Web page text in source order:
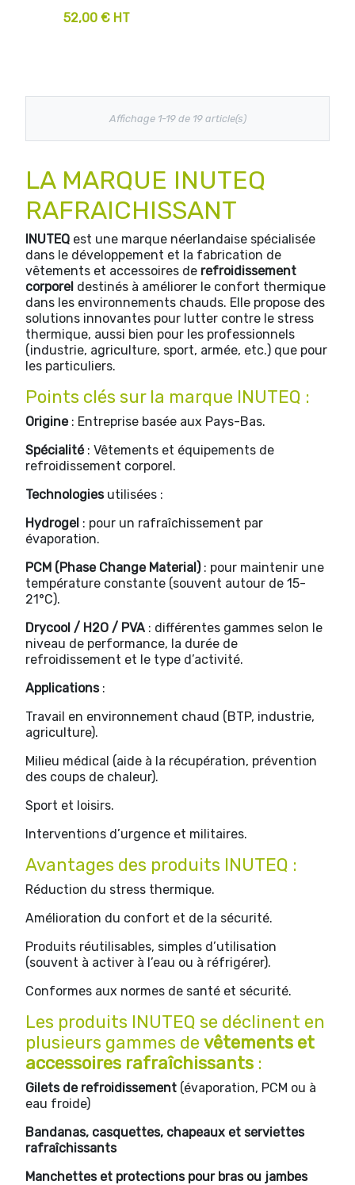
52,00 € HT
Affichage 1-19 de 19 article(s)
LA MARQUE INUTEQ
RAFRAICHISSANT
INUTEQ est une marque néerlandaise spécialisée
dans le développement et la fabrication de
vêtements et accessoires de refroidissement
corporel destinés à améliorer le confort thermique
dans les environnements chauds. Elle propose des
solutions innovantes pour lutter contre le stress
thermique, aussi bien pour les professionnels
(industrie, agriculture, sport, armée, etc.) que pour
les particuliers.
Points clés sur la marque INUTEQ :
Origine: Entreprise basée aux Pays-Bas.
Spécialité: Vêtements et équipements de
refroidissement corporel.
Technologiesutilisées :
Hydrogel : pour un rafraîchissement par
évaporation.
PCM (Phase Change Material): pour maintenir une
température constante (souvent autour de 15-
21°C).
Drycool / H2O / PVA : différentes gammes selon le
niveau de performance, la durée de
refroidissement et le type d’activité.
Applications:
Travail en environnement chaud (BTP, industrie,
agriculture).
Milieu médical (aide à la récupération, prévention
des coups de chaleur).
Sport et loisirs.
Interventions d’urgence et militaires.
Avantages des produits INUTEQ :
Réduction du stress thermique.
Amélioration du confort et de la sécurité.
Produits réutilisables, simples d’utilisation
(souvent à activer à l’eau ou à réfrigérer).
Conformes aux normes de santé et sécurité.
Les produits INUTEQ se déclinent en
plusieurs gammes de vêtements et
accessoires rafraîchissants :
Gilets de refroidissement (évaporation, PCM ou à
eau froide)
Bandanas, casquettes, chapeaux et serviettes
rafraîchissants
Manchettes et protections pour bras ou jambes